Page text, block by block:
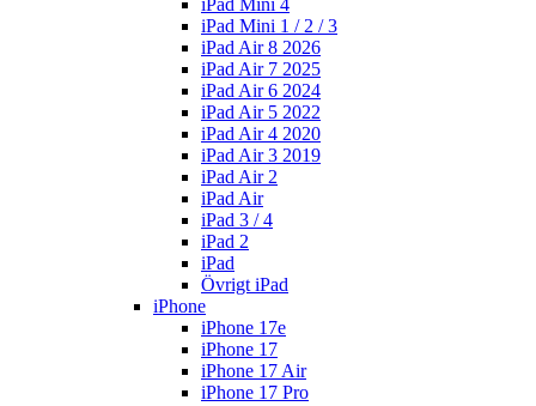
iPad Mini 4
iPad Mini 1 / 2 / 3
iPad Air 8 2026
iPad Air 7 2025
iPad Air 6 2024
iPad Air 5 2022
iPad Air 4 2020
iPad Air 3 2019
iPad Air 2
iPad Air
iPad 3 / 4
iPad 2
iPad
Övrigt iPad
iPhone
iPhone 17e
iPhone 17
iPhone 17 Air
iPhone 17 Pro